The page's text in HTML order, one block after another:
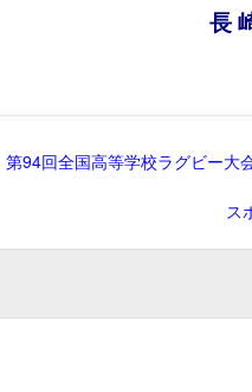
長 崎 南 山
第94回全国高等学校ラグビー大
ス